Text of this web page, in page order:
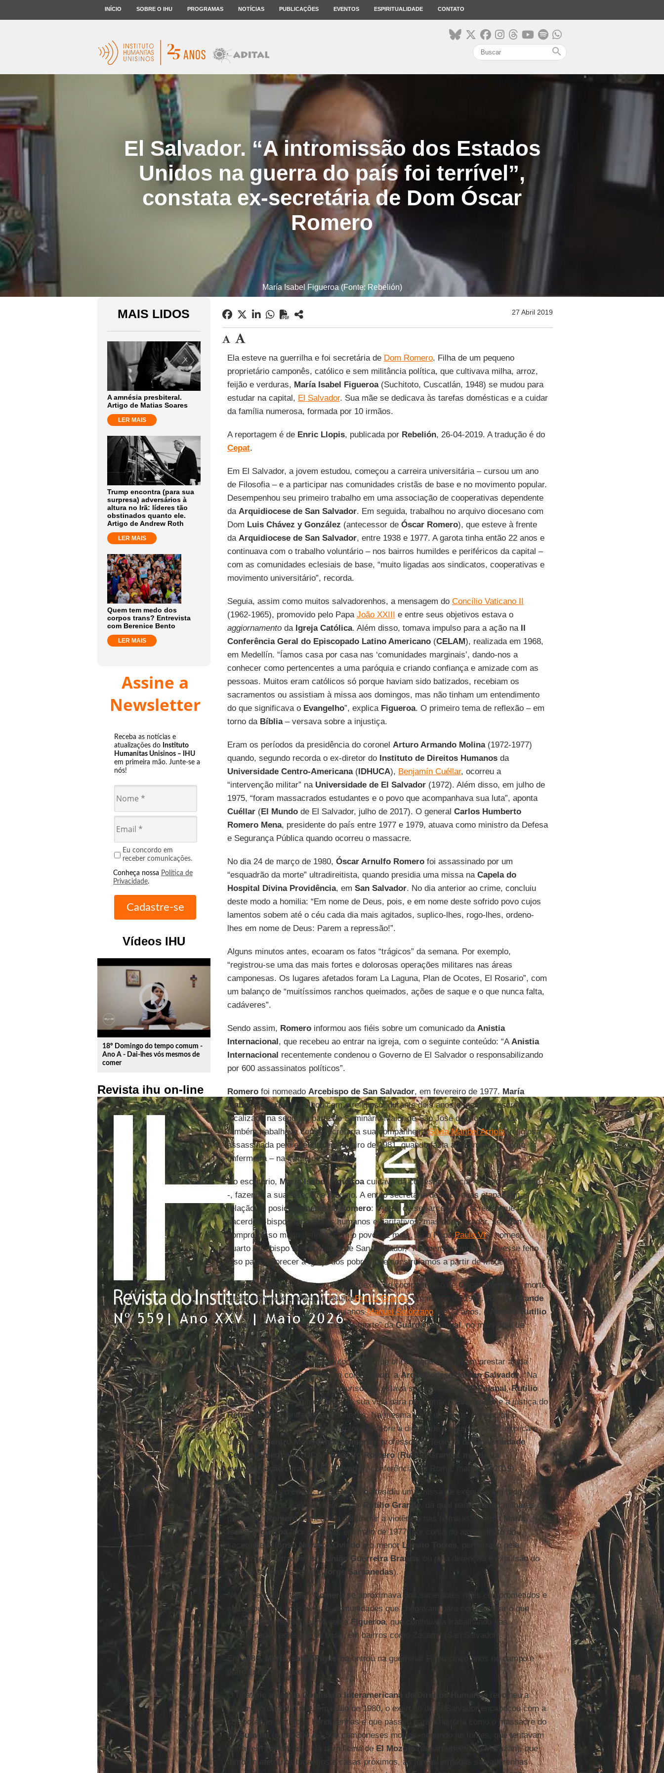
INÍCIO SOBRE O IHU PROGRAMAS NOTÍCIAS PUBLICAÇÕES EVENTOS ESPIRITUALIDADE CONTATO
search
El Salvador. “A intromissão dos Estados
Unidos na guerra do país foi terrível”,
constata ex-secretária de Dom Óscar
Romero
María Isabel Figueroa (Fonte: Rebelión)
MAIS LIDOS
A amnésia presbiteral.
Artigo de Matias Soares
LER MAIS
Trump encontra (para sua
surpresa) adversários à
altura no Irã: líderes tão
obstinados quanto ele.
Artigo de Andrew Roth
LER MAIS
Quem tem medo dos
corpos trans? Entrevista
com Berenice Bento
LER MAIS
Assine a
Newsletter
Receba as notícias e
atualizações do Instituto
Humanitas Unisinos – IHU
em primeira mão. Junte-se a
nós!
Eu concordo em
receber comunicações.
Conheça nossa Política de
Privacidade.
Vídeos IHU
play_circle_outline
18º Domingo do tempo comum -
Ano A - Dai-lhes vós mesmos de
comer
Revista ihu on-line
27 Abril 2019
Ela esteve na guerrilha e foi secretária de Dom Romero. Filha de um pequeno
proprietário camponês, católico e sem militância política, que cultivava milha, arroz,
feijão e verduras, María Isabel Figueroa(Suchitoto, Cuscatlán, 1948) se mudou para
estudar na capital, El Salvador. Sua mãe se dedicava às tarefas domésticas e a cuidar
da família numerosa, formada por 10 irmãos.
A reportagem é de Enric Llopis, publicada por Rebelión, 26-04-2019. A tradução é do
Cepat.
Em El Salvador, a jovem estudou, começou a carreira universitária – cursou um ano
de Filosofia – e a participar nas comunidades cristãs de base e no movimento popular.
Desempenhou seu primeiro trabalho em uma associação de cooperativas dependente
da Arquidiocese de San Salvador. Em seguida, trabalhou no arquivo diocesano com
Dom Luis Chávez y González (antecessor de Óscar Romero), que esteve à frente
da Arquidiocese de San Salvador, entre 1938 e 1977. A garota tinha então 22 anos e
continuava com o trabalho voluntário – nos bairros humildes e periféricos da capital –
com as comunidades eclesiais de base, “muito ligadas aos sindicatos, cooperativas e
movimento universitário”, recorda.
Seguia, assim como muitos salvadorenhos, a mensagem do Concílio Vaticano II
(1962-1965), promovido pelo Papa João XXIII e entre seus objetivos estava o
aggiornamentoda Igreja Católica. Além disso, tomava impulso para a ação na II
Conferência Geral do Episcopado Latino Americano(CELAM), realizada em 1968,
em Medellín. “Íamos casa por casa nas ‘comunidades marginais’, dando-nos a
conhecer como pertencentes a uma paróquia e criando confiança e amizade com as
pessoas. Muitos eram católicos só porque haviam sido batizados, recebiam os
sacramentos ou assistiam à missa aos domingos, mas não tinham um entendimento
do que significava o Evangelho”, explica Figueroa. O primeiro tema de reflexão – em
torno da Bíblia– versava sobre a injustiça.
Eram os períodos da presidência do coronel Arturo Armando Molina(1972-1977)
quando, segundo recorda o ex-diretor do Instituto de Direitos Humanosda
Universidade Centro-Americana(IDHUCA), Benjamín Cuéllar, ocorreu a
“intervenção militar” na Universidade de El Salvador(1972). Além disso, em julho de
1975, “foram massacrados estudantes e o povo que acompanhava sua luta”, aponta
Cuéllar(El Mundode El Salvador, julho de 2017). O general Carlos Humberto
Romero Mena, presidente do país entre 1977 e 1979, atuava como ministro da Defesa
e Segurança Pública quando ocorreu o massacre.
No dia 24 de março de 1980, Óscar Arnulfo Romerofoi assassinado por um
“esquadrão da morte” ultradireitista, quando presidia uma missa na Capela do
Hospital Divina Providência, em San Salvador. No dia anterior ao crime, concluiu
deste modo a homilia: “Em nome de Deus, pois, e em nome deste sofrido povo cujos
lamentos sobem até o céu cada dia mais agitados, suplico-lhes, rogo-lhes, ordeno-
lhes em nome de Deus: Parem a repressão!”.
Alguns minutos antes, ecoaram os fatos “trágicos” da semana. Por exemplo,
“registrou-se uma das mais fortes e dolorosas operações militares nas áreas
camponesas. Os lugares afetados foram La Laguna, Plan de Ocotes, El Rosario”, com
um balanço de “muitíssimos ranchos queimados, ações de saque e o que nunca falta,
cadáveres”.
Sendo assim, Romeroinformou aos fiéis sobre um comunicado da Anistia
Internacional, que recebeu ao entrar na igreja, com o seguinte conteúdo: “AAnistia
Internacional recentemente condenou o Governo de El Salvador o responsabilizando
por 600 assassinatos políticos”.
Romerofoi nomeado Arcebispo de San Salvador, em fevereiro de 1977. María
Isabel Figueroatrabalhou com o religioso, durante dois anos e meio, no escritório
localizado na segunda parte do Seminário Maior de São José da Montanha. Lá
também trabalhava como secretária sua companheiraSilvia Maribel Arriola, religiosa
assassinada pelo exército em janeiro de 1981, quando fazia atendimento – como
enfermeira – na frente de combate.
No escritório, María Isabel Figueroacuidava da correspondência – muito abundante
-, fazendo a sua seleção e resumo. A então secretária destaca duas etapas em
relação ao posicionamento deRomero: “Antes de ser arcebispo, acredito que foi um
sacerdote-bispo com valores humanos e caritativos, mas conservador, sem um
compromisso muito definido com o povo”. E mais, se o PapaPaulo VIo nomeou
quarto Arcebispo Metropolitano de San Salvador, “não pensávamos que tivesse feito
isso para favorecer a igreja dos pobres que construíamos a partir de Medellín”.
A ativista destaca como ponto de inflexão no compromisso deÓscar Romeroa morte
de seu amigo, o sacerdote jesuíta Rutilio Grande, em março de 1977.
Rutilio Grande
foi baleado junto com os paroquianosManuel Solórzano, de 72 anos, e
Nelson Rutilio
Lemus, de 16, por “esquadrões da morte” daGuarda Nacional, no município de
Aguilares.
“Foi notória a ausência das autoridades que oficialmente costumam prestar ajuda
nestes casos”, criticou, em um comunicado, aArquidiocese de San Salvador. “Na
paróquia de Aguilares, em cuja jurisdição estava seu povo natal,El Paisnal,Rutilio
dedicou os quatro últimos anos de sua vida para proclamar oEvangelhoe a justiça do
Reino de Deusentre os camponeses. Na mesma linha de Jesus, denunciou o
explorador e conscientizou o explorado sobre a dignidade e seus direitos”, explica o
diretor doCentro Monsenhor Romero e professor de Teologia da Universidade
Centro-Americana(UCA ),Rodolfo Romero(Rutilio Grande: mártir da
evangelização rural em El Salvador, conferência em Roma, março de 2019).
Dois dias após o crime, DomRomeropresidiu uma missa de exéquias em todo o país
– na catedral de San Salvador - por Rutilio Grande , da qual participaram milhares de
pessoas. “
Romerocomeçou a denunciar a violência nas homilias”, afirma María
Isabel Figueroa
(por exemplo, em maio de 1977, por conta do assassinato do
sacerdoteAlfonso Navarro Oviedoe o menorLuisito Torres
, perpetrado pela
organização ultradireitistaUnião Guerreira Branca
; ou pela detenção e expulsão do
país do sacerdote jesuítaJorge Sarsanedas).
Nesta segunda etapa, “Romero
se aproximava dos sacerdotes mais comprometidos e
se tornou mais acessível às comunidades que chegavam para compartilhar o que
acontecia na região”, acrescentaFigueroa, que continuava trabalhando nas
comunidades eclesiais de base, em bairros como Zacamil (San Salvador).
Em 1980, María Isabel Figueroaentrou na guerrilha. Ficou cinco anos no campo e
outros sete na cidade.
O relatório anual da Comissão Interamericana de Direitos Humanosrecolheu a
“ação coordenada” que, em maio de 1980, o exército de El Salvador encabeçou com a
colaboração de tropas hondurenhas e que passou para a história como o massacre do
rioSumpul
(entre 300 e 1.500 camponeses mortos, segundo as fontes, que tentavam
entrar em Honduras). Na carnificina deEl Mozote
(departamento de Morazán), que
também afetou os lugarejos e casas próximos, as forças armadas salvadorenhas